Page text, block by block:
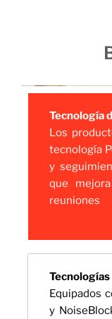
Tecnología
Los
tecnología
y
que
reuniones
Tecnologías
Equipados
y